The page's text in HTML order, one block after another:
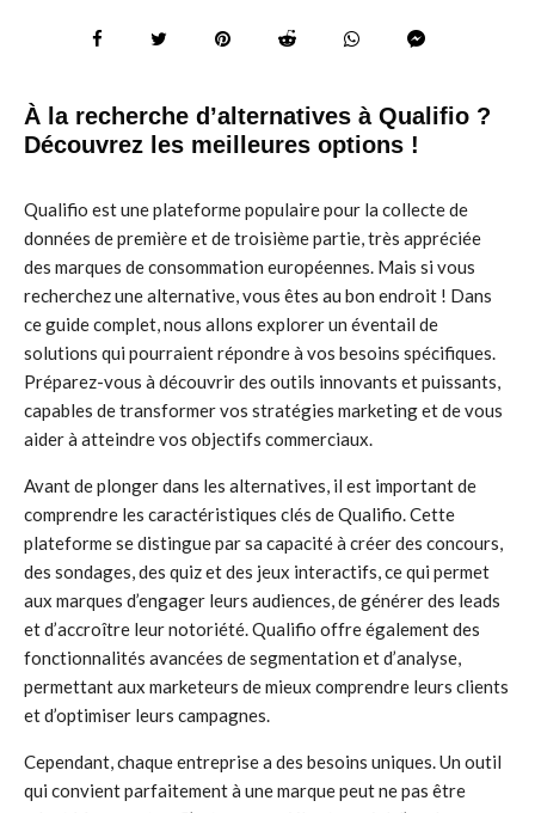
À la recherche d’alternatives à Qualifio ?
Découvrez les meilleures options !
Qualifio est une plateforme populaire pour la collecte de
données de première et de troisième partie, très appréciée
des marques de consommation européennes. Mais si vous
recherchez une alternative, vous êtes au bon endroit ! Dans
ce guide complet, nous allons explorer un éventail de
solutions qui pourraient répondre à vos besoins spécifiques.
Préparez-vous à découvrir des outils innovants et puissants,
capables de transformer vos stratégies marketing et de vous
aider à atteindre vos objectifs commerciaux.
Avant de plonger dans les alternatives, il est important de
comprendre les caractéristiques clés de Qualifio. Cette
plateforme se distingue par sa capacité à créer des concours,
des sondages, des quiz et des jeux interactifs, ce qui permet
aux marques d’engager leurs audiences, de générer des leads
et d’accroître leur notoriété. Qualifio offre également des
fonctionnalités avancées de segmentation et d’analyse,
permettant aux marketeurs de mieux comprendre leurs clients
et d’optimiser leurs campagnes.
Cependant, chaque entreprise a des besoins uniques. Un outil
qui convient parfaitement à une marque peut ne pas être